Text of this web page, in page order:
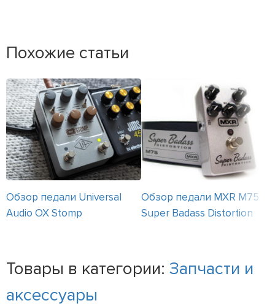
Похожие статьи
Обзор педали Universal
Audio OX Stomp
Обзор педали MXR M75
Super Badass Distortion
Товары в категории: Запчасти и
аксессуары